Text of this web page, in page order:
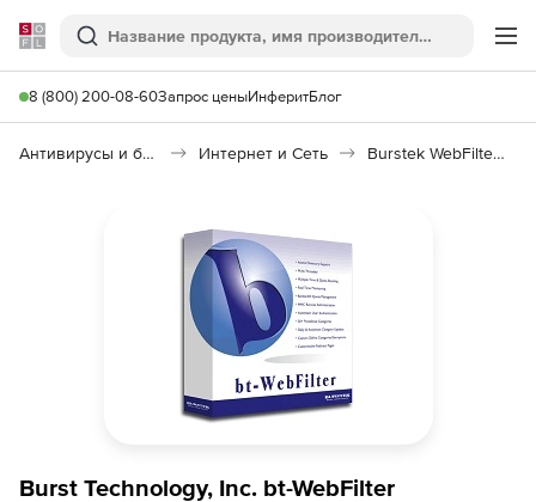
Softline
Поиск
8 (800) 200-08-60Запрос ценыИнферитБлог
Антивирусы и безопасность Интернет и Сеть Burstek WebFilter ISA/TMG
Burst Technology, Inc. bt-WebFilter